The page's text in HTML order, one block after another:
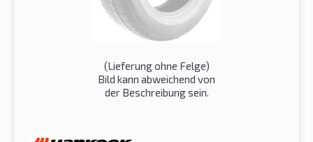
(Lieferung ohne Felge)
Bild kann abweichend von
der Beschreibung sein.